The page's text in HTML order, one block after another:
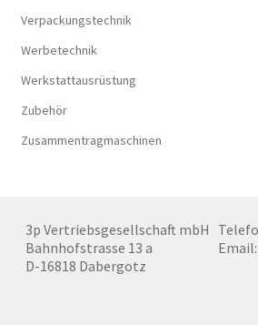
Verpackungstechnik
Werbetechnik
Werkstattausrüstung
Zubehör
Zusammentragmaschinen
3p Vertriebsgesellschaft mbH
Bahnhofstrasse 13 a
D-16818 Dabergotz
Email: